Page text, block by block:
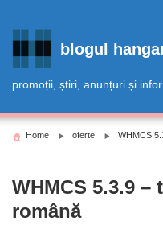
content
blogul
promoții, știri, anunțuri și
Home oferte WHMCS
WHMCS 5.3.9 –
română